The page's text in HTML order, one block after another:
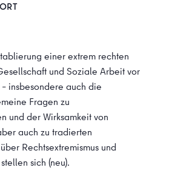
einer extrem rechten
und Soziale Arbeit vor
insbesondere auch die
Fragen zu
und der Wirksamkeit von
auch zu tradierten
Rechtsextremismus und
sich (neu).